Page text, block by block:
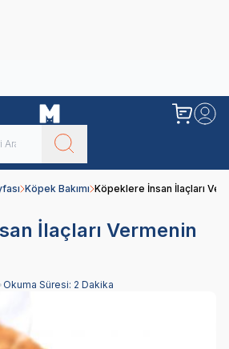
Köpek Bakımı Köpeklere İnsan İlaçları
İlaçları Vermenin
Okuma Süresi: 2 Dakika